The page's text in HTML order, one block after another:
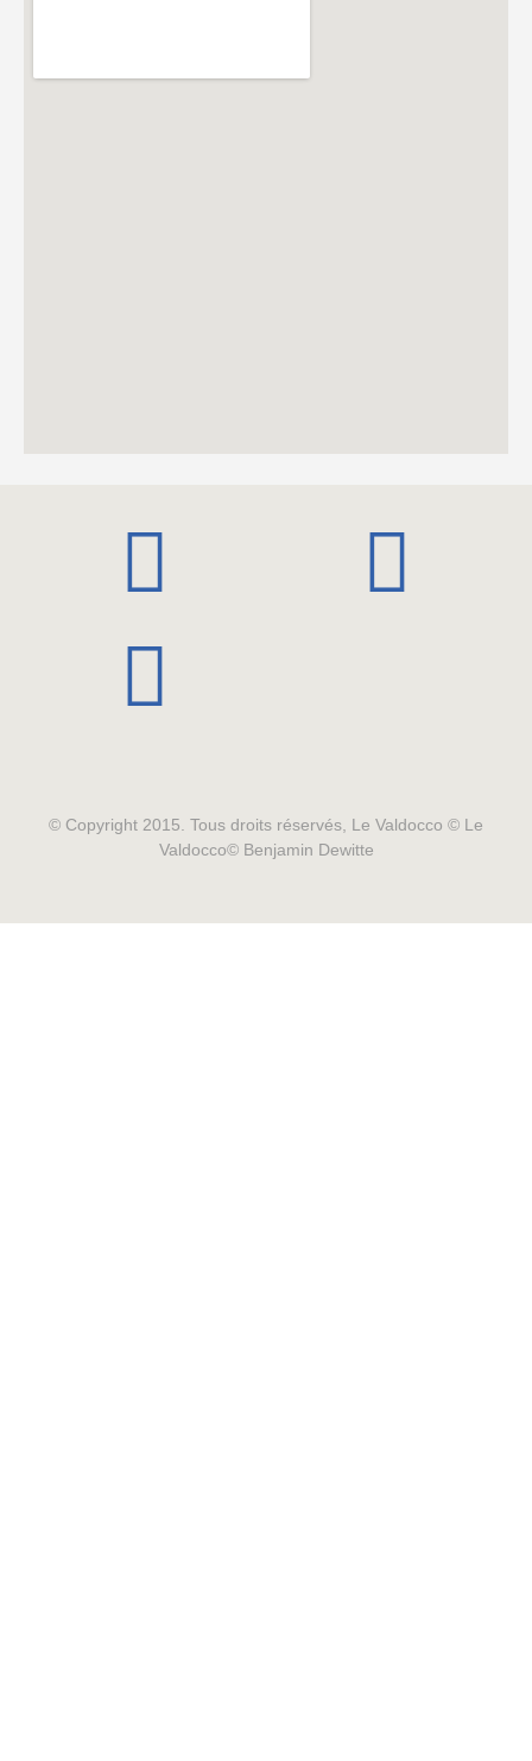
© Copyright 2015. Tous droits réservés, Le Valdocco © Le
Valdocco© Benjamin Dewitte